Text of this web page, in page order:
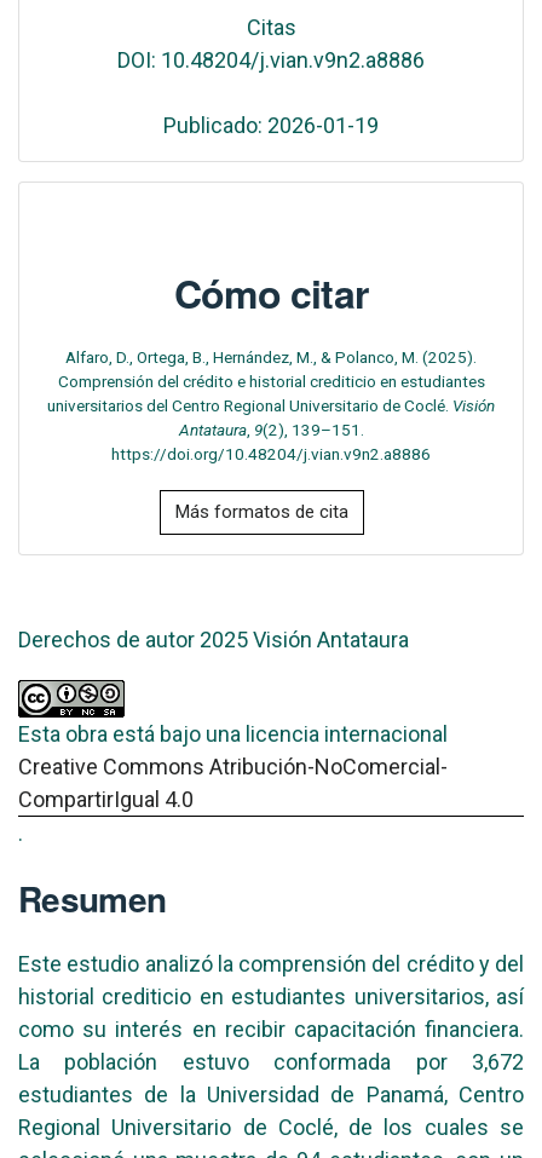
Citas
DOI: 10.48204/j.vian.v9n2.a8886
Publicado: 2026-01-19
Cómo citar
Alfaro, D., Ortega, B., Hernández, M., & Polanco, M. (2025).
Comprensión del crédito e historial crediticio en estudiantes
universitarios del Centro Regional Universitario de Coclé. Visión
Antataura, 9(2), 139–151.
https://doi.org/10.48204/j.vian.v9n2.a8886
Más formatos de cita
Derechos de autor 2025 Visión Antataura
Esta obra está bajo una licencia internacional
Creative Commons Atribución-NoComercial-
CompartirIgual 4.0
.
Resumen
Este estudio analizó la comprensión del crédito y del
historial crediticio en estudiantes universitarios, así
como su interés en recibir capacitación financiera.
La población estuvo conformada por 3,672
estudiantes de la Universidad de Panamá, Centro
Regional Universitario de Coclé, de los cuales se